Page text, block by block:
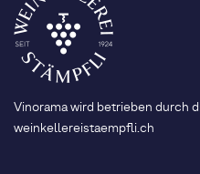
Vinorama wird betrieben durch
weinkellereistaempfli.ch